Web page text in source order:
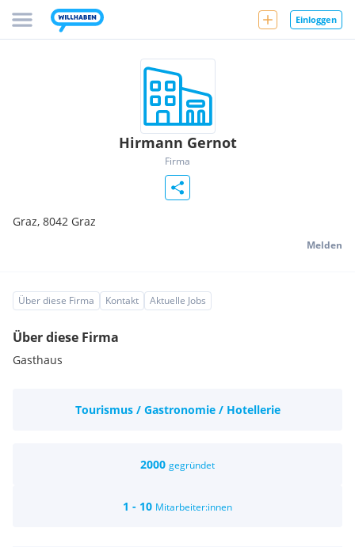
Einloggen
Hirmann Gernot
Firma
Graz, 8042 Graz
Melden
Über diese Firma Kontakt Aktuelle Jobs
Über diese Firma
Gasthaus
Tourismus / Gastronomie / Hotellerie
2000 gegründet
1 - 10 Mitarbeiter:innen